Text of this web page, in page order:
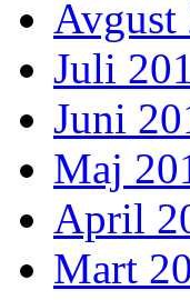
Avgust
Juli
Juni
Maj
April
Mart